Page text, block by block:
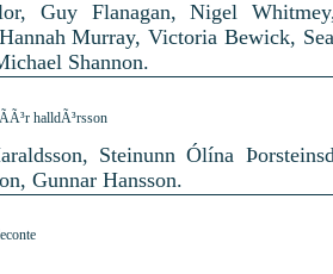
Guy Flanagan, Nigel
Murray, Victoria Bewick,
Shannon.
halldÃ³rsson
Steinunn Ólína
Gunnar Hansson.